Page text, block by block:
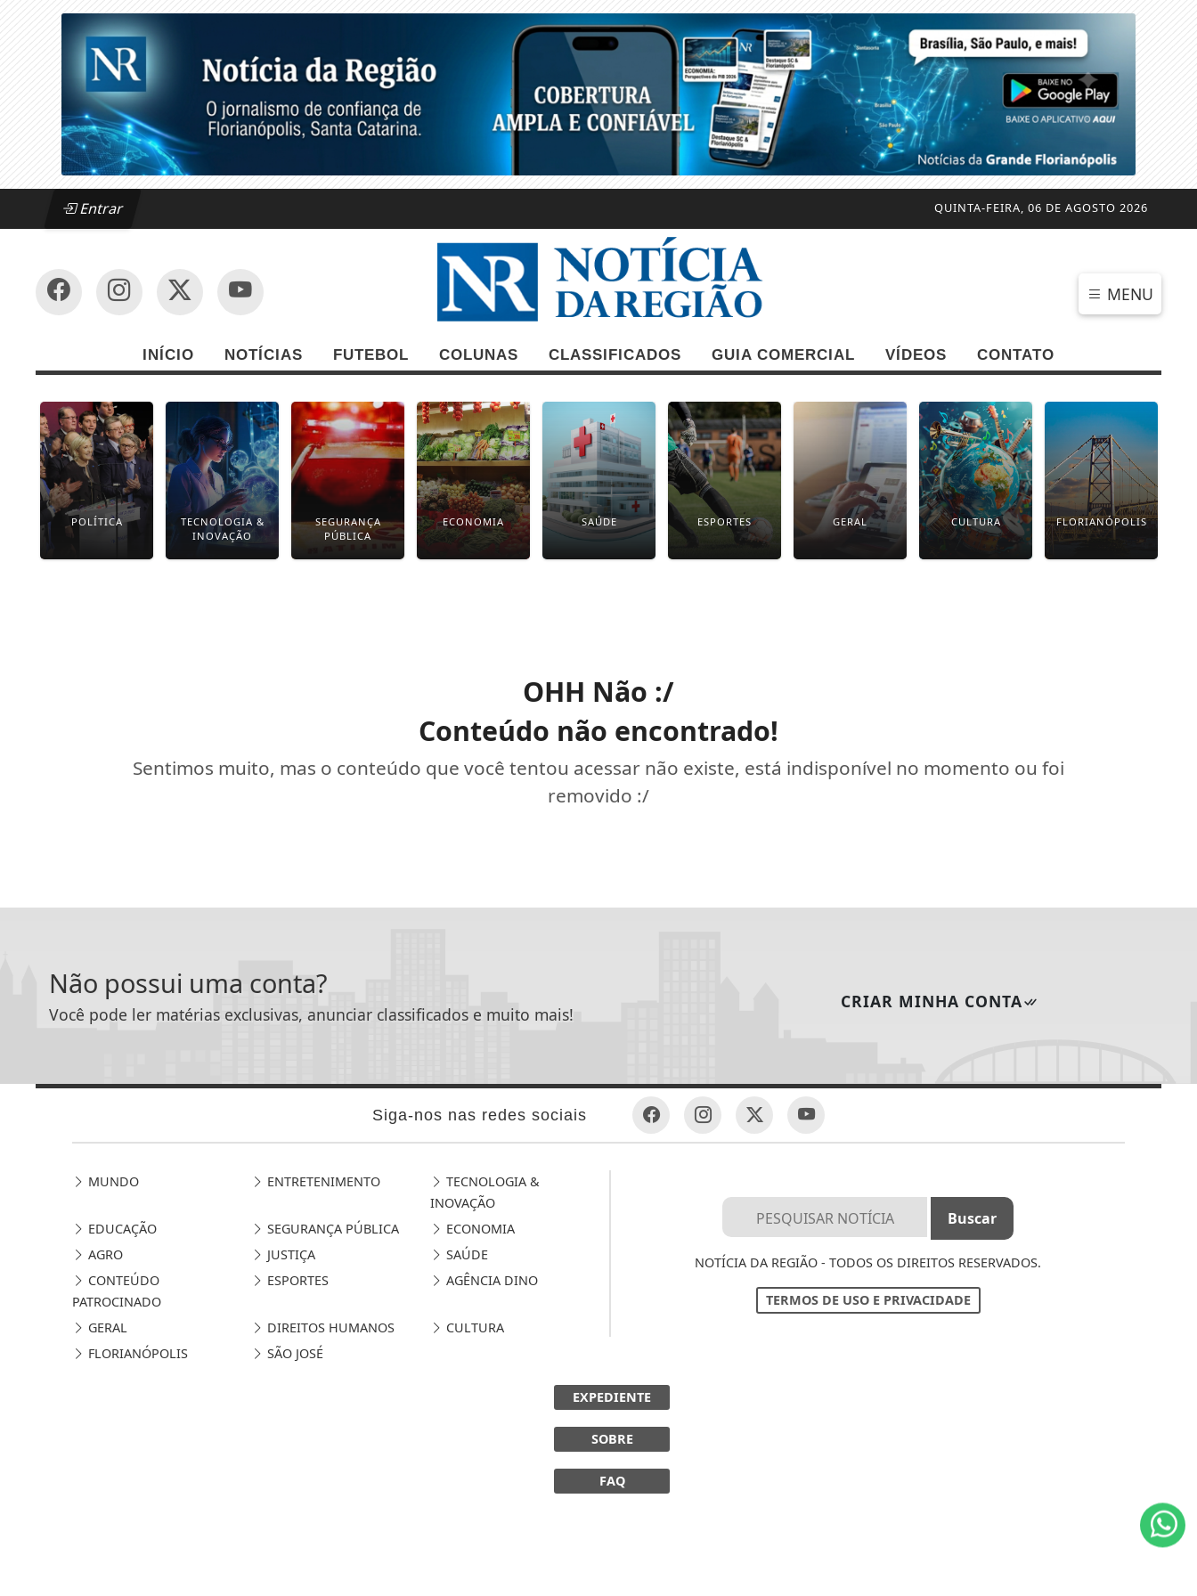
Entrar QUINTA-FEIRA, 06 DE AGOSTO 2026
MENU
INÍCIO NOTÍCIAS FUTEBOL COLUNAS CLASSIFICADOS GUIA COMERCIAL VÍDEOS CONTATO
POLÍTICA
TECNOLOGIA &
INOVAÇÃO
SEGURANÇA
PÚBLICA
ECONOMIA SAÚDE ESPORTES GERAL CULTURA FLORIANÓPOLIS
OHH Não :/
Conteúdo não encontrado!
Sentimos muito, mas o conteúdo que você tentou acessar não existe, está indisponível no momento ou foi
removido :/
Não possui uma conta?
Você pode ler matérias exclusivas, anunciar classificados e muito mais!
CRIAR MINHA CONTA
Siga-nos nas redes sociais
MUNDO ENTRETENIMENTO
TECNOLOGIA &
INOVAÇÃO
EDUCAÇÃO
SEGURANÇA PÚBLICA
ECONOMIA
AGRO
JUSTIÇA
SAÚDE
CONTEÚDO
PATROCINADO
ESPORTES AGÊNCIA DINO
GERAL DIREITOS HUMANOS
CULTURA
FLORIANÓPOLIS
SÃO JOSÉ
NOTÍCIA DA REGIÃO - TODOS OS DIREITOS RESERVADOS.
TERMOS DE USO E PRIVACIDADE
EXPEDIENTE
SOBRE
FAQ